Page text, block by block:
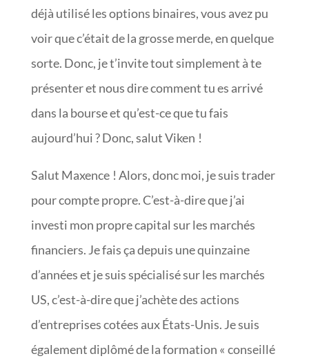
déjà utilisé les options binaires, vous avez pu
voir que c’était de la grosse merde, en quelque
sorte. Donc, je t’invite tout simplement à te
présenter et nous dire comment tu es arrivé
dans la bourse et qu’est-ce que tu fais
aujourd’hui ? Donc, salut Viken !
Salut Maxence ! Alors, donc moi, je suis trader
pour compte propre. C’est-à-dire que j’ai
investi mon propre capital sur les marchés
financiers. Je fais ça depuis une quinzaine
d’années et je suis spécialisé sur les marchés
US, c’est-à-dire que j’achète des actions
d’entreprises cotées aux États-Unis. Je suis
également diplômé de la formation « conseillé